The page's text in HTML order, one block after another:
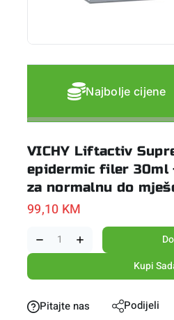
Najbolje cijene
VICHY Liftactiv
epidermic filer 30ml
za normalnu do
99,10 KM
Kupi
Pitajte nas Podijeli